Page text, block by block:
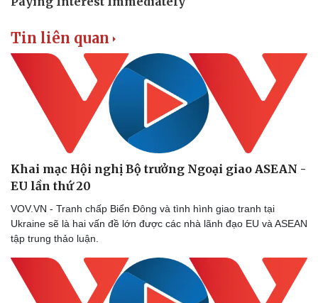
Tin liên quan
Khai mạc Hội nghị Bộ trưởng Ngoại giao ASEAN -
EU lần thứ 20
VOV.VN - Tranh chấp Biển Đông và tình hình giao tranh tại
Ukraine sẽ là hai vấn đề lớn được các nhà lãnh đạo EU và ASEAN
tập trung thảo luận.